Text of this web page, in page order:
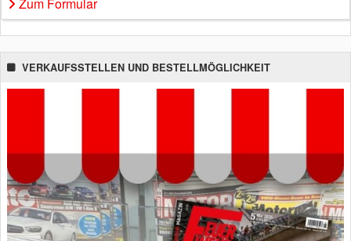
VERKAUFSSTELLEN UND BESTELLMÖGLICHKEIT